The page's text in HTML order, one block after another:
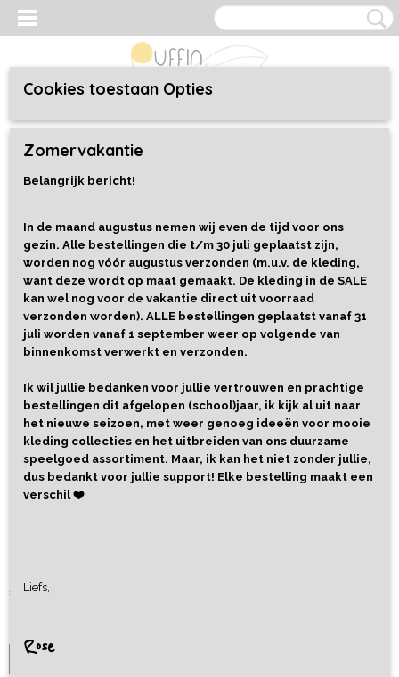
Owls
€ 29,95
Cookies toestaan Opties
Zomervakantie
Belangrijk bericht!
In de maand augustus nemen wij even de tijd voor ons
gezin. Alle bestellingen die t/m 30 juli geplaatst zijn,
worden nog vóór augustus verzonden (m.u.v. de kleding,
want deze wordt op maat gemaakt. De kleding in de SALE
kan wel nog voor de vakantie direct uit voorraad
verzonden worden). ALLE bestellingen geplaatst vanaf 31
juli worden vanaf 1 september weer op volgende van
binnenkomst verwerkt en verzonden.
Ik wil jullie bedanken voor jullie vertrouwen en prachtige
bestellingen dit afgelopen (school)jaar, ik kijk al uit naar
het nieuwe seizoen, met weer genoeg ideeën voor mooie
kleding collecties en het uitbreiden van ons duurzame
speelgoed assortiment. Maar, ik kan het niet zonder jullie,
dus bedankt voor jullie support! Elke bestelling maakt een
verschil ❤️
Liefs,
Rose